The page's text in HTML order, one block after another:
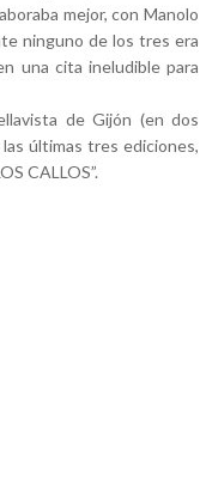
mejor, con Manolo
ninguno de los tres era
una cita ineludible para
de Gijón (en dos
últimas tres ediciones,
CALLOS”.